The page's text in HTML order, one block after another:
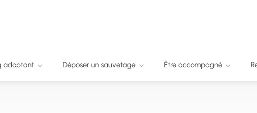
adoptant Déposer un sauvetage Être accompagné